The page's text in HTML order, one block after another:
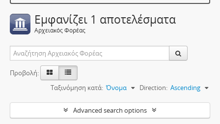
Εμφανίζει 1 αποτελέσματα
Αρχειακός Φορέας
Προβολή:
Ταξινόμηση κατά: Όνομα Direction: Ascending
Advanced search options